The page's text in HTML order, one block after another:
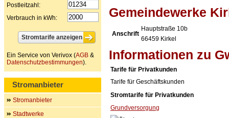
Gemeindewerke
Anschrift
Hauptstraße 10b
66459 Kirkel
Informationen zu
Tarife für Privatkunden
Tarife für Geschäftskunden
Stromtarife für Privatkunden
Grundversorgung
Postleitzahl:
Verbrauch in kWh:
Ein Service von Verivox (AGB &
Datenschutzbestimmungen).
Stromanbieter
Stromanbieter
Stadtwerke